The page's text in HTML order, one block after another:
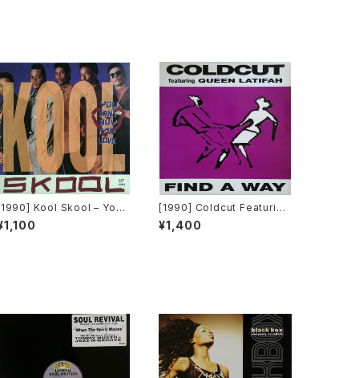
Kool Skool – You
Buy My Love [Capi
Records]
[1990] Coldcut Featuring
Queen Latifah – Find A W
ay [Ahead Of Our Time /
¥1,400